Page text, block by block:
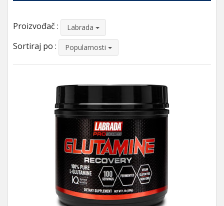
Proizvođač : Labrada
Sortiraj po : Popularnosti